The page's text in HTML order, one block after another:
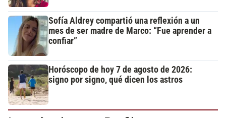
Sofía Aldrey compartió una reflexión a un
mes de ser madre de Marco: “Fue aprender a
confiar”
Horóscopo de hoy 7 de agosto de 2026:
signo por signo, qué dicen los astros